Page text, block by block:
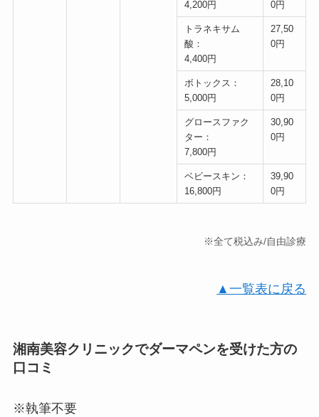
4,200円
0円
トラネキサム
酸：
4,400円
27,50
0円
ボトックス：
5,000円
28,10
0円
グロースファク
ター：
7,800円
30,90
0円
ベビースキン：
16,800円
39,90
0円
※全て税込み/自由診療
▲一覧表に戻る
湘南美容クリニックでダーマペンを受けた方の
口コミ
※執筆不要